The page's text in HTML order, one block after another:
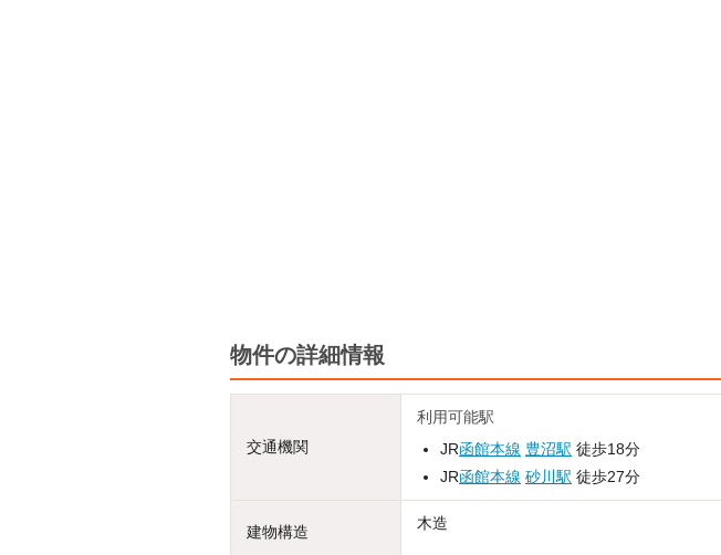
物件の詳細情報
交通機関
利用可能駅
JR函館本線 豊沼駅 徒歩18分
JR函館本線 砂川駅 徒歩27分
建物構造 木造